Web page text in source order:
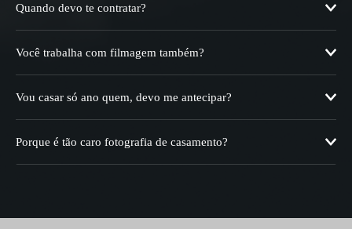
Quando devo te contratar?
Você trabalha com filmagem também?
Vou casar só ano quem, devo me antecipar?
Porque é tão caro fotografia de casamento?